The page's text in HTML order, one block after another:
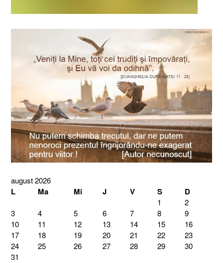
august 2026
L Ma Mi J V S D
1
2
3
4 5 6 7 8
9
10
11 12 13 14 15
16
17
18 19 20 21 22
23
24
25 26 27 28 29
30
31